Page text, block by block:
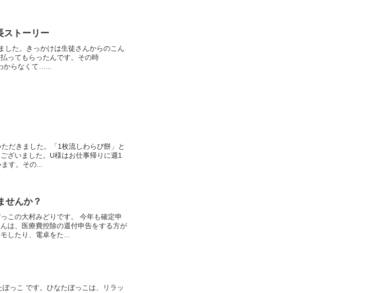
ストーリー
した。きっかけは生徒さんからのこん
ってもらったんです。その時
からなくて…...
だきました。「1枚流しわらび餅」と
ざいました。U様はお仕事帰りに週1
す。その...
せんか？
この大村みどりです。 今年も確定申
は、医療費控除の還付申告をする方が
したり、電卓をた...
っこ です。ひなたぼっこは、リラッ